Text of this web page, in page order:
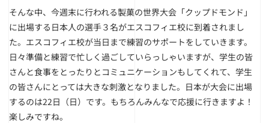
そんな中、今週末に行われる製菓の世界大会「クップドモンド」
に出場する日本人の選手３名がエスコフィエ校に到着されまし
た。エスコフィエ校が当日まで練習のサポートをしていきます。
日々準備と練習で忙しく過ごしていらっしゃいますが、学生の皆
さんと食事をとったりとコミュニケーションもしてくれて、学生
の皆さんにとっては大きな刺激となりました。日本が大会に出場
するのは22日（日）です。もちろんみんなで応援に行きますよ！
楽しみですね。